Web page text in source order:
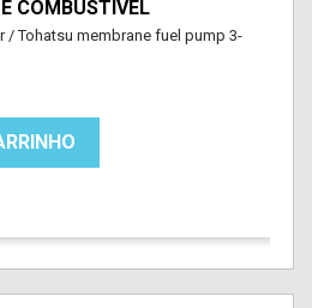
COMBUSTÍVEL
/ Tohatsu membrane fuel pump 3-